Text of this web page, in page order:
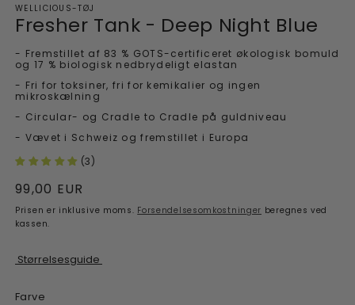
modalvindue
WELLICIOUS-TØJ
Fresher Tank - Deep Night Blue
- Fremstillet af 83 % GOTS-certificeret økologisk bomuld
og 17 % biologisk nedbrydeligt elastan
- Fri for toksiner, fri for kemikalier og ingen
mikroskælning
- Circular- og Cradle to Cradle på guldniveau
- Vævet i Schweiz og fremstillet i Europa
(3)
Normalpris
99,00 EUR
Prisen er inklusive moms. Forsendelsesomkostninger beregnes ved
kassen.
Størrelsesguide
Farve